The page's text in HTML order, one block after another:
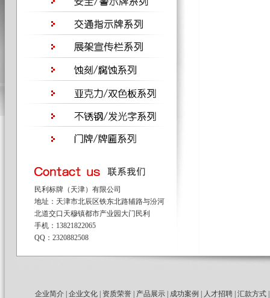
民利标牌（天津）有限公司
地址：天津市北辰区铁东北路辅路与汾河
北道交口天穆镇都市产业园大门民利
手机：13821822065
QQ：2320882508
企业简介 企业文化 资质荣誉 产品展示 成功案例 人才招聘 汇款方式